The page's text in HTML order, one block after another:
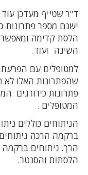
ד"ר שטייף מעדכן עוד
ישנם מספר פתרונות
הלסת קדימה
השינה ועוד.
למטופלים עם הפרעת
שהפתרונות האלו לא
פתרונות כירורגים
המטופלים .
הניתוחים כוללים
ברקמה הרכה
הרך. ניתוחים ברקמה
הלסתות והסנטר.